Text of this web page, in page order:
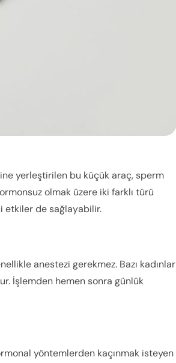
yerleştirilen bu küçük araç, sperm
olmak üzere iki farklı türü
etkiler de sağlayabilir.
anestezi gerekmez. Bazı kadınlar
İşlemden hemen sonra günlük
yöntemlerden kaçınmak isteyen